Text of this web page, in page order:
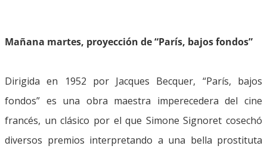
Mañana martes, proyección de “París, bajos fondos”
Dirigida en 1952 por Jacques Becquer, “París, bajos
fondos” es una obra maestra imperecedera del cine
francés, un clásico por el que Simone Signoret cosechó
diversos premios interpretando a una bella prostituta